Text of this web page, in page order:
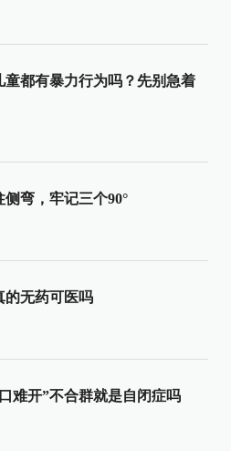
童都有暴力行为吗？先别急着
侧弯，牢记三个90°
的无药可医吗
难开”不合群就是自闭症吗